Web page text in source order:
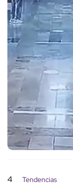
4 Tendencias